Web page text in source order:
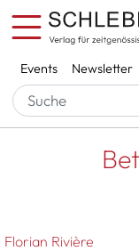
Direkt zum Inhalt
Services
Events Newsletter
Florian Rivière